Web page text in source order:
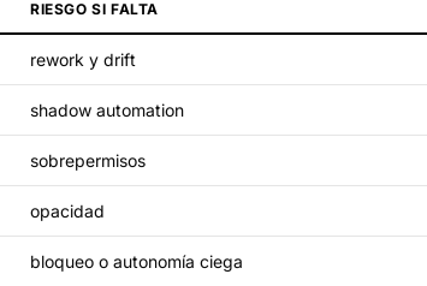
RIESGO SI FALTA
rework y drift
shadow automation
sobrepermisos
opacidad
bloqueo o autonomía ciega